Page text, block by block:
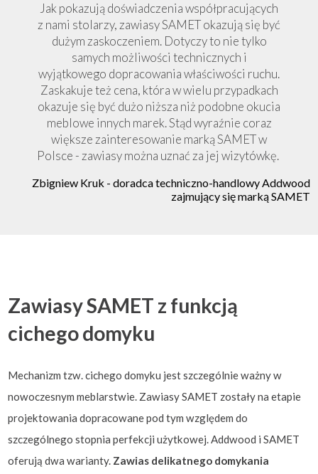
Jak pokazują doświadczenia współpracujących
z nami stolarzy, zawiasy SAMET okazują się być
dużym zaskoczeniem. Dotyczy to nie tylko
samych możliwości technicznych i
wyjątkowego dopracowania właściwości ruchu.
Zaskakuje też cena, która w wielu przypadkach
okazuje się być dużo niższa niż podobne okucia
meblowe innych marek. Stąd wyraźnie coraz
większe zainteresowanie marką SAMET w
Polsce - zawiasy można uznać za jej wizytówkę.
Zbigniew Kruk - doradca techniczno-handlowy Addwood
zajmujący się marką SAMET
Zawiasy SAMET z funkcją
cichego domyku
Mechanizm tzw. cichego domyku jest szczególnie ważny w
nowoczesnym meblarstwie. Zawiasy SAMET zostały na etapie
projektowania dopracowane pod tym względem do
szczególnego stopnia perfekcji użytkowej. Addwood i SAMET
oferują dwa warianty. Zawias delikatnego domykania